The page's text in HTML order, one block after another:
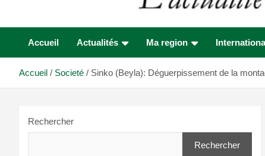
Accueil Actualités Ma region
Accueil Societé Sinko (Beyla): Déguerpissement de la
Rechercher
Rechercher